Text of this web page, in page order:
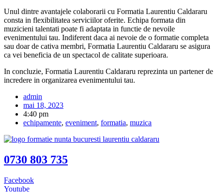
Unul dintre avantajele colaborarii cu Formatia Laurentiu Caldararu
consta in flexibilitatea serviciilor oferite. Echipa formata din
muzicieni talentati poate fi adaptata in functie de nevoile
evenimentului tau. Indiferent daca ai nevoie de o formatie completa
sau doar de cativa membri, Formatia Laurentiu Caldararu se asigura
ca vei beneficia de un spectacol de calitate superioara.
In concluzie, Formatia Laurentiu Caldararu reprezinta un partener de
incredere in organizarea evenimentului tau.
admin
mai 18, 2023
4:40 pm
echipamente, eveniment, formatia, muzica
0730 803 735
Facebook
Youtube